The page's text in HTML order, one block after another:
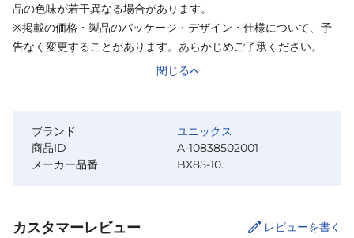
品の色味が若干異なる場合があります。
※掲載の価格・製品のパッケージ・デザイン・仕様について、予
告なく変更することがあります。あらかじめご了承ください。
閉じる
ブランド
ユニックス
商品ID
A-10838502001
メーカー品番
BX85-10.
カスタマーレビュー レビューを書く